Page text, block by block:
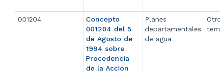
001204
Concepto
001204 del 5
de Agosto de
1994 sobre
Procedencia
de la Acción
Planes
departamentales
de agua